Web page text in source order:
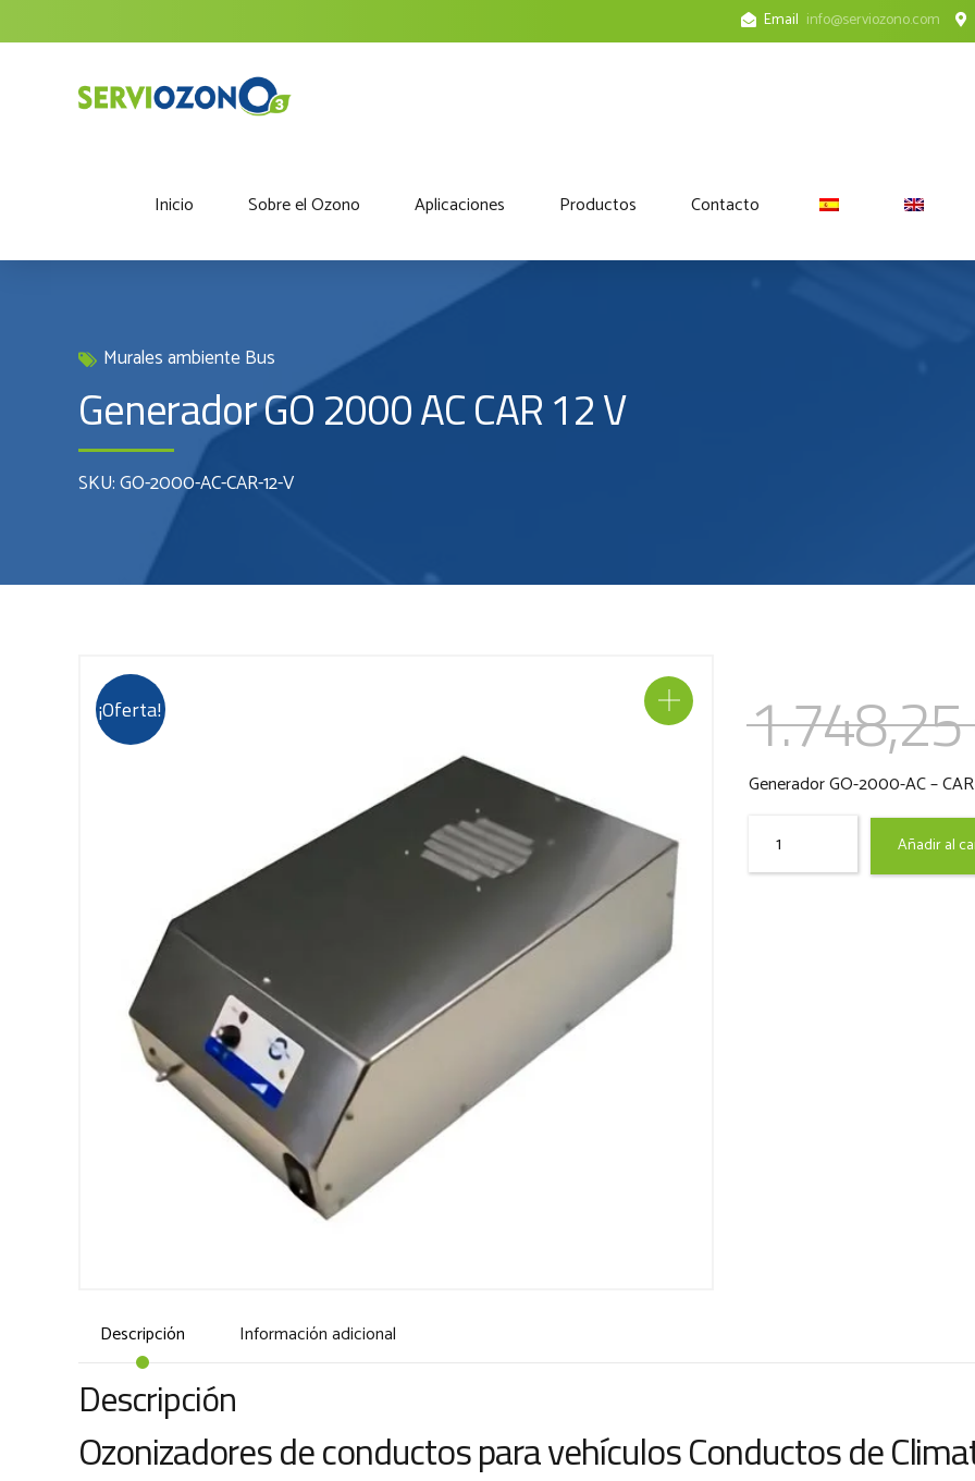
Email info@serviozono.com
Inicio Sobre el Ozono Aplicaciones Productos Contacto
Murales ambiente Bus
Generador GO 2000 AC CAR 12 V
SKU: GO-2000-AC-CAR-12-V
¡Oferta! 1.748,25
Generador GO-2000-AC –
Añadir al
Descripción Información adicional
Descripción
Ozonizadores de conductos para vehículos Conductos de